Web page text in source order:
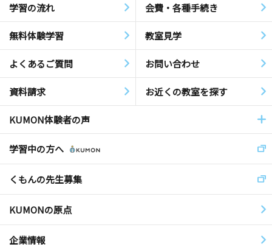
学習の流れ 会費・各種手続き
無料体験学習 教室見学
よくあるご質問 お問い合わせ
資料請求 お近くの教室を探す
KUMON体験者の声
学習中の方へ
くもんの先生募集
KUMONの原点
企業情報